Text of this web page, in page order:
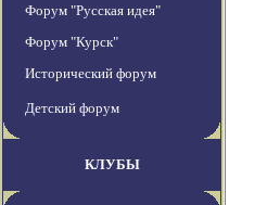
Форум "Русская идея"
Форум "Курск"
Исторический форум
Детский форум
КЛУБЫ